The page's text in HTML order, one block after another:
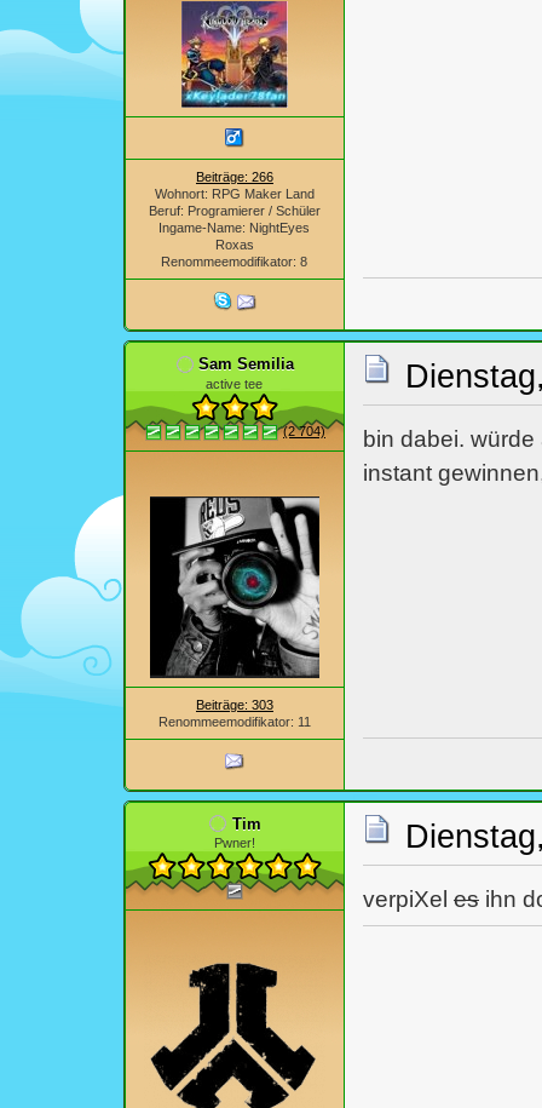
Beiträge: 266
Wohnort: RPG Maker Land
Beruf: Programierer / Schüler
Ingame-Name: NightEyes
Roxas
Renommeemodifikator: 8
Sam Semilia
active tee
(2 704)
Beiträge: 303
Renommeemodifikator: 11
bin dabei.
instant
Tim
Pwner!
verpiXel es ihn